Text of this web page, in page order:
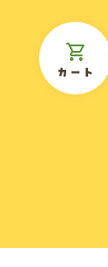
カート